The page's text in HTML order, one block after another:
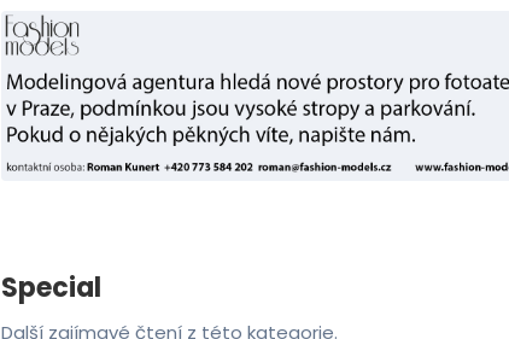
Special
Další zajímavé čtení z této kategorie.